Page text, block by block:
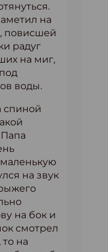
на
повисшей
радуг
на миг,
воды.
спиной
на звук
на бок и
смотрел
на